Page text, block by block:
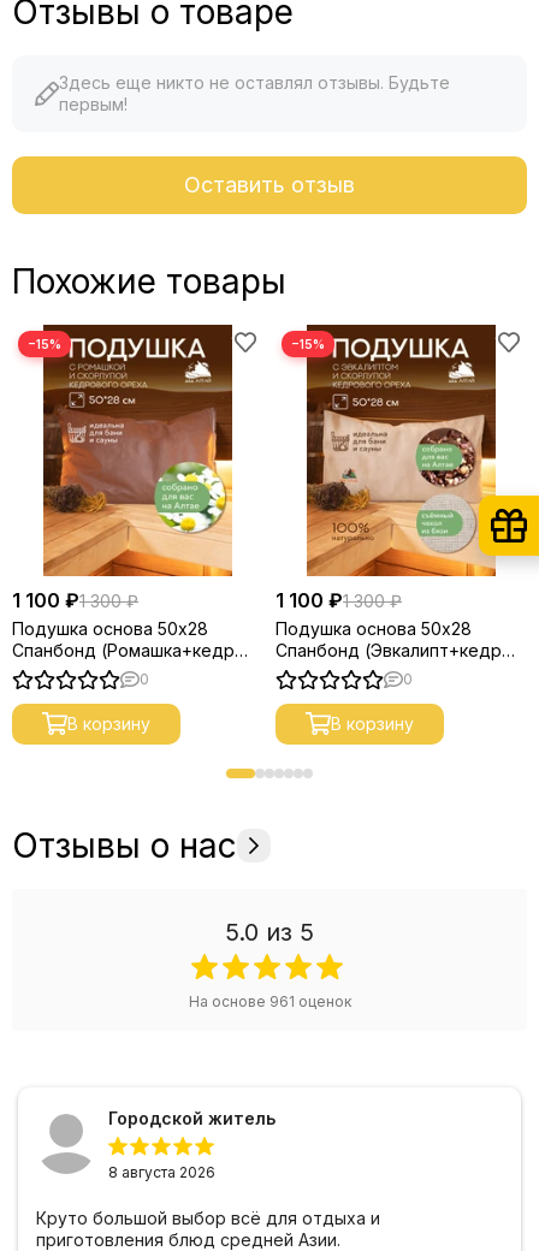
Отзывы о товаре
Здесь еще никто не оставлял отзывы. Будьте
первым!
Оставить отзыв
Похожие товары
−15%
1 100 ₽1 300 ₽
Подушка основа 50х28
Спанбонд (Ромашка+кедр
алтайский скорлупа)
0
В корзину
−15%
1 100 ₽1 300 ₽
Подушка основа 50х28
Спанбонд (Эвкалипт+кедр
алтайский скорлупа)
0
В корзину
Отзывы о нас
5.0 из 5
На основе 961 оценок
Городской житель
8 августа 2026
Круто большой выбор всё для отдыха и
приготовления блюд средней Азии.